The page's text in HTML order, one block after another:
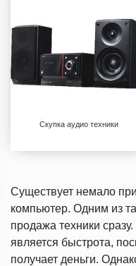
Скупка аудио техники
Существует немало
компьютер. Одним из
продажа техники
является быстрота,
получает деньги.